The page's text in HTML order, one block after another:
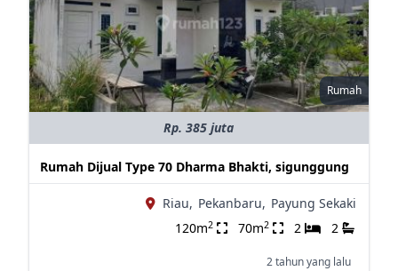
Rumah
Rp. 385 juta
Rumah Dijual Type 70 Dharma Bhakti, sigunggung
Riau, Pekanbaru, Payung Sekaki
120m2 70m2 2 2
2 tahun yang lalu